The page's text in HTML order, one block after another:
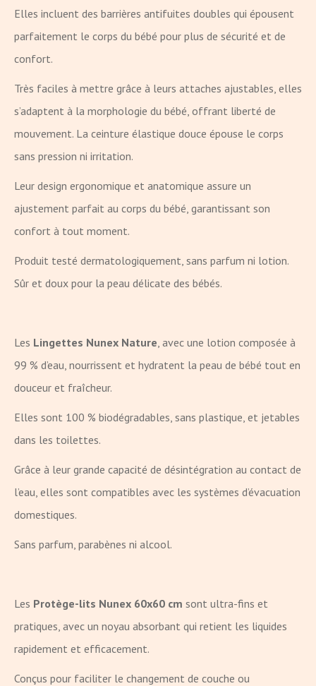
Elles incluent des barrières antifuites doubles qui épousent
parfaitement le corps du bébé pour plus de sécurité et de
confort.
Très faciles à mettre grâce à leurs attaches ajustables, elles
s’adaptent à la morphologie du bébé, offrant liberté de
mouvement. La ceinture élastique douce épouse le corps
sans pression ni irritation.
Leur design ergonomique et anatomique assure un
ajustement parfait au corps du bébé, garantissant son
confort à tout moment.
Produit testé dermatologiquement, sans parfum ni lotion.
Sûr et doux pour la peau délicate des bébés.
Les Lingettes Nunex Nature, avec une lotion composée à
99 % d’eau, nourrissent et hydratent la peau de bébé tout en
douceur et fraîcheur.
Elles sont 100 % biodégradables, sans plastique, et jetables
dans les toilettes.
Grâce à leur grande capacité de désintégration au contact de
l’eau, elles sont compatibles avec les systèmes d’évacuation
domestiques.
Sans parfum, parabènes ni alcool.
Les Protège-lits Nunex 60x60 cm sont ultra-fins et
pratiques, avec un noyau absorbant qui retient les liquides
rapidement et efficacement.
Conçus pour faciliter le changement de couche ou